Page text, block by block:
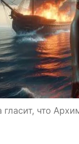
гласит, что